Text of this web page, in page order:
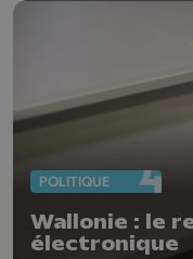
POLITIQUE
Wallonie : le
électronique